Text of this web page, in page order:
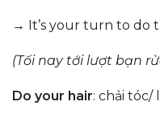
→ It’s your turn to do
(Tối nay tới lượt bạn
Do your hair: chải tóc/